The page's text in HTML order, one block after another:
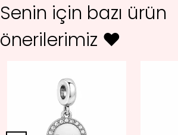
Senin için bazı ürün
önerilerimiz ♥